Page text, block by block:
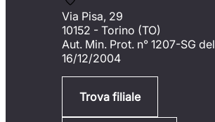
Via Pisa, 29
10152 - Torino (TO)
Aut. Min. Prot. n° 1207-SG del
16/12/2004
Trova filiale